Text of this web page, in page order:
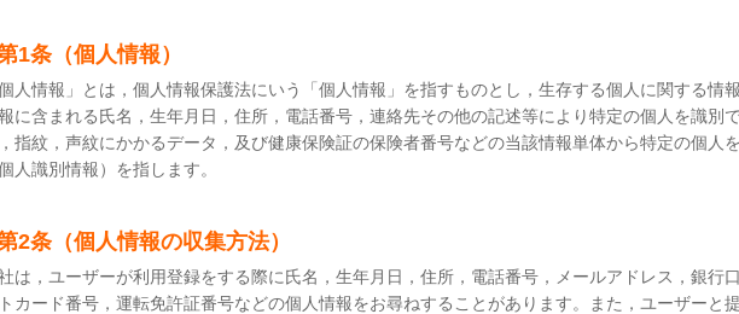
1条（個人情報）
人情報」とは，個人情報保護法にいう「個人情報」を指すものとし，生存する個人に関する情
に含まれる氏名，生年月日，住所，電話番号，連絡先その他の記述等により特定の個人を識別
指紋，声紋にかかるデータ，及び健康保険証の保険者番号などの当該情報単体から特定の個人
人識別情報）を指します。
2条（個人情報の収集方法）
は，ユーザーが利用登録をする際に氏名，生年月日，住所，電話番号，メールアドレス，銀行
カード番号，運転免許証番号などの個人情報をお尋ねすることがあります。また，ユーザーと